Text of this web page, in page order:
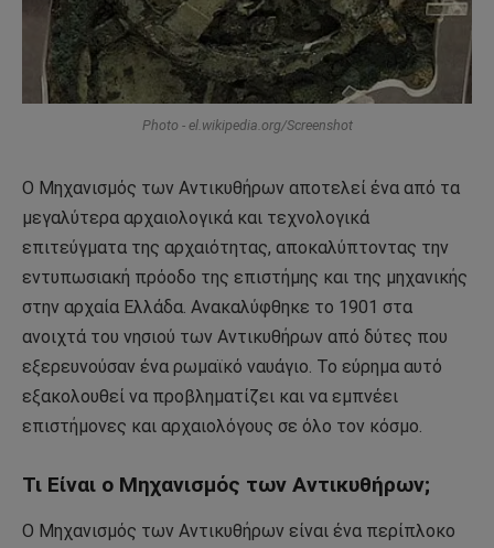
Photo - el.wikipedia.org/Screenshot
Ο Μηχανισμός των Αντικυθήρων αποτελεί ένα από τα
μεγαλύτερα αρχαιολογικά και τεχνολογικά
επιτεύγματα της αρχαιότητας, αποκαλύπτοντας την
εντυπωσιακή πρόοδο της επιστήμης και της μηχανικής
στην αρχαία Ελλάδα. Ανακαλύφθηκε το 1901 στα
ανοιχτά του νησιού των Αντικυθήρων από δύτες που
εξερευνούσαν ένα ρωμαϊκό ναυάγιο. Το εύρημα αυτό
εξακολουθεί να προβληματίζει και να εμπνέει
επιστήμονες και αρχαιολόγους σε όλο τον κόσμο.
Τι Είναι ο Μηχανισμός των Αντικυθήρων;
Ο Μηχανισμός των Αντικυθήρων είναι ένα περίπλοκο